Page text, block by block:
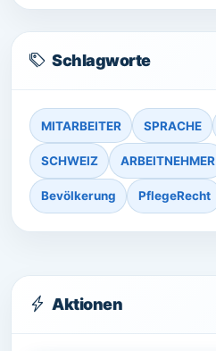
Schlagworte
MITARBEITER SPRACHE
SCHWEIZ ARBEITNEHMER
Bevölkerung PflegeRecht
Aktionen